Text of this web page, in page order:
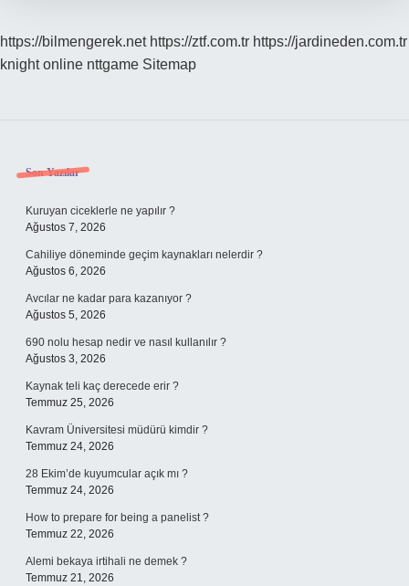
https://bilmengerek.net https://ztf.com.tr https://jardineden.com.tr
knight online nttgame Sitemap
Sidebar
Son Yazılar
Kuruyan ciceklerle ne yapılır ?
Ağustos 7, 2026
Cahiliye döneminde geçim kaynakları nelerdir ?
Ağustos 6, 2026
Avcılar ne kadar para kazanıyor ?
Ağustos 5, 2026
690 nolu hesap nedir ve nasıl kullanılır ?
Ağustos 3, 2026
Kaynak teli kaç derecede erir ?
Temmuz 25, 2026
Kavram Üniversitesi müdürü kimdir ?
Temmuz 24, 2026
28 Ekim’de kuyumcular açık mı ?
Temmuz 24, 2026
How to prepare for being a panelist ?
Temmuz 22, 2026
Alemi bekaya irtihali ne demek ?
Temmuz 21, 2026